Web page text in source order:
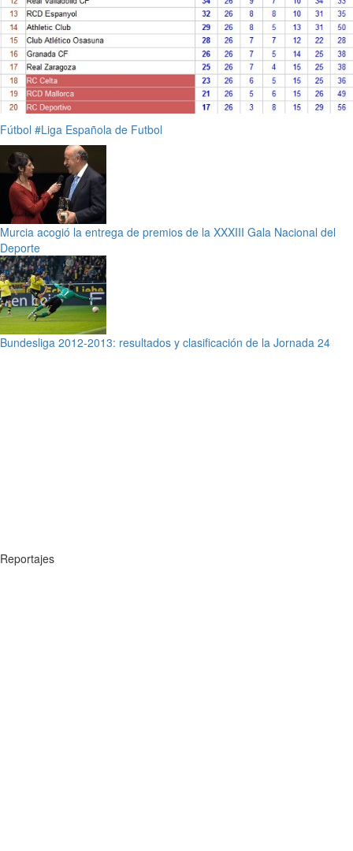
Fútbol #Liga Española de Futbol
Murcia acogió la entrega de premios de la XXXIII Gala Nacional del
Deporte
Bundesliga 2012-2013: resultados y clasificación de la Jornada 24
Reportajes